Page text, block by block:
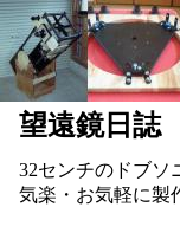
望遠鏡日誌
32センチのドブソ
気楽・お気軽に製